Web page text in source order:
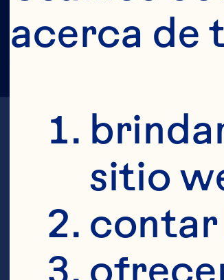
acerca de
sitio
contar